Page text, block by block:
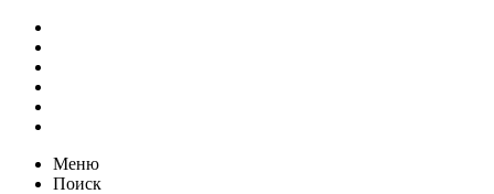
Меню
Поиск